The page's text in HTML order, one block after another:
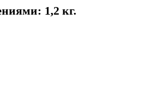
1,2 кг.